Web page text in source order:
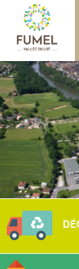
ACCUEIL
CULTURE
CONTACTS